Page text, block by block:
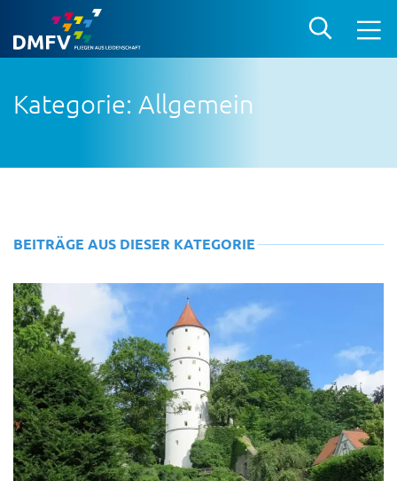
Kategorie: Allgemein
BEITRÄGE AUS DIESER KATEGORIE